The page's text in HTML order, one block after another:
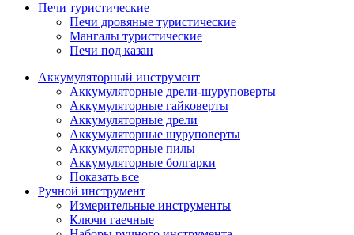
Печи туристические
Печи дровяные туристические
Мангалы туристические
Печи под казан
Аккумуляторный инструмент
Аккумуляторные дрели-шуруповерты
Аккумуляторные гайковерты
Аккумуляторные дрели
Аккумуляторные шуруповерты
Аккумуляторные пилы
Аккумуляторные болгарки
Показать все
Ручной инструмент
Измерительные инструменты
Ключи гаечные